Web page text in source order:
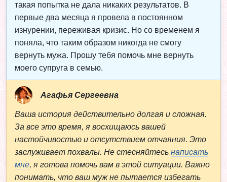
такая попытка не дала никаких результатов. В
первые два месяца я провела в постоянном
изнурении, переживая кризис. Но со временем я
поняла, что таким образом никогда не смогу
вернуть мужа. Прошу тебя помочь мне вернуть
моего супруга в семью.
Агафья Сергеевна
Ваша история действительно долгая и сложная.
За все это время, я восхищаюсь вашей
настойчивостью и отсутствием отчаяния. Это
заслуживает похвалы. Не стесняйтесь написать
мне, я готова помочь вам в этой ситуации. Важно
понимать, что ваш муж не пытается избегать